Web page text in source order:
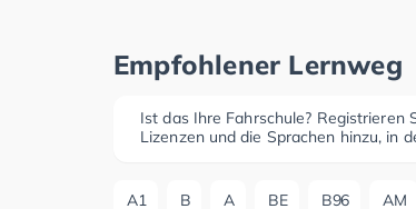
Empfohlener Lernweg
Ist das Ihre Fahrschule?
Lizenzen und die Sprachen hinzu, in
A1 B A BE B96 AM